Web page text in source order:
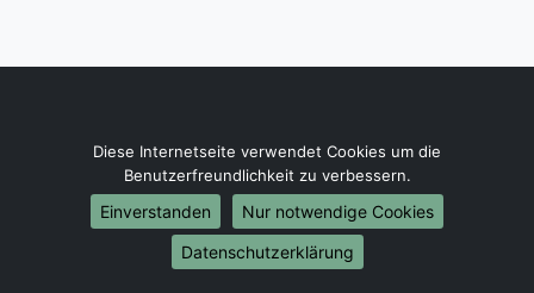
Europa-Umzüge
Umzug von Remscheid nach Belarus
Umzug von Remscheid nach Belgien
Umzug von Remscheid nach Bulgarien
Umzug von Remscheid nach Dänemark
Diese Internetseite verwendet Cookies um die
Benutzerfreundlichkeit zu verbessern.
Einverstanden
Nur notwendige Cookies
Datenschutzerklärung